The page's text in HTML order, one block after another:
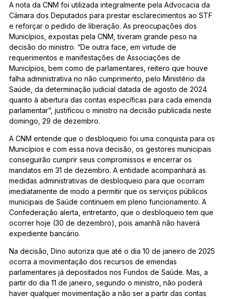
A nota da CNM foi utilizada integralmente pela Advocacia da
Câmara dos Deputados para prestar esclarecimentos ao STF
e reforçar o pedido de liberação. As preocupações dos
Municípios, expostas pela CNM, tiveram grande peso na
decisão do ministro. “De outra face, em virtude de
requerimentos e manifestações de Associações de
Municípios, bem como de parlamentares, reitero que houve
falha administrativa no não cumprimento, pelo Ministério da
Saúde, da determinação judicial datada de agosto de 2024
quanto à abertura das contas específicas para cada emenda
parlamentar”, justificou o ministro na decisão publicada neste
domingo, 29 de dezembro.
A CNM entende que o desbloqueio foi uma conquista para os
Municípios e com essa nova decisão, os gestores municipais
conseguirão cumprir seus compromissos e encerrar os
mandatos em 31 de dezembro. A entidade acompanhará as
medidas administrativas de desbloqueio para que ocorram
imediatamente de modo a permitir que os serviços públicos
municipais de Saúde continuem em pleno funcionamento. A
Confederação alerta, entretanto, que o desbloqueio tem que
ocorrer hoje (30 de dezembro), pois amanhã não haverá
expediente bancário.
Na decisão, Dino autoriza que até o dia 10 de janeiro de 2025
ocorra a movimentação dos recursos de emendas
parlamentares já depositados nos Fundos de Saúde. Mas, a
partir do dia 11 de janeiro, segundo o ministro, não poderá
haver qualquer movimentação a não ser a partir das contas